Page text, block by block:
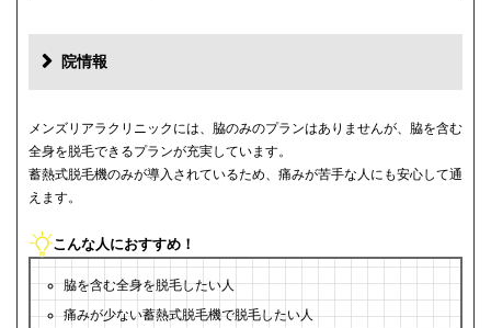
院情報
メンズリアラクリニックには、脇のみのプランはありませんが、脇を含む
全身を脱毛できるプランが充実しています。
蓄熱式脱毛機のみが導入されているため、痛みが苦手な人にも安心して通
えます。
こんな人におすすめ！
脇を含む全身を脱毛したい人
痛みが少ない蓄熱式脱毛機で脱毛したい人